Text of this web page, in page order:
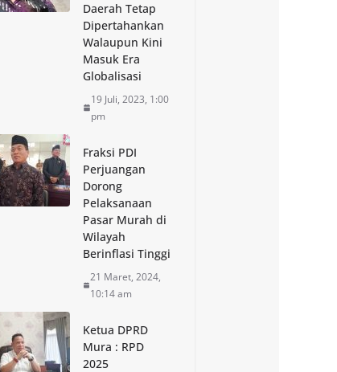
Daerah Tetap
Dipertahankan
Walaupun Kini
Masuk Era
Globalisasi
19 Juli, 2023, 1:00
pm
Fraksi PDI
Perjuangan
Dorong
Pelaksanaan
Pasar Murah di
Wilayah
Berinflasi Tinggi
21 Maret, 2024,
10:14 am
Ketua DPRD
Mura : RPD
2025